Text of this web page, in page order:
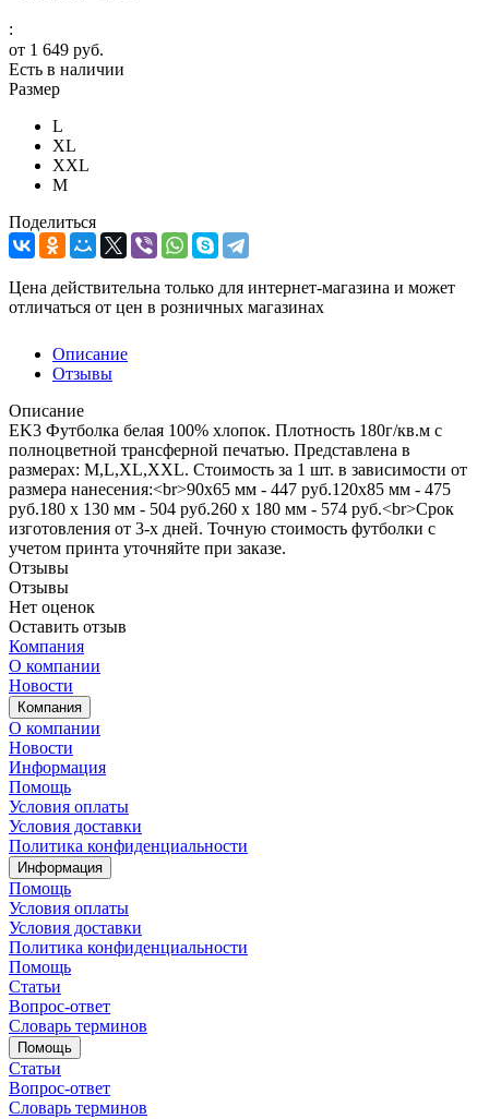
:
от 1 649 руб.
Есть в наличии
Размер
L
XL
XXL
М
Поделиться
Цена действительна только для интернет-магазина и может
отличаться от цен в розничных магазинах
Описание
Отзывы
Описание
EK3 Футболка белая 100% хлопок. Плотность 180г/кв.м с
полноцветной трансферной печатью. Представлена в
размерах: M,L,XL,XXL. Стоимость за 1 шт. в зависимости от
размера нанесения:<br>90х65 мм - 447 руб.120х85 мм - 475
руб.180 х 130 мм - 504 руб.260 х 180 мм - 574 руб.<br>Срок
изготовления от 3-х дней. Точную стоимость футболки с
учетом принта уточняйте при заказе.
Отзывы
Отзывы
Нет оценок
Оставить отзыв
Компания
О компании
Новости
Компания
О компании
Новости
Информация
Помощь
Условия оплаты
Условия доставки
Политика конфиденциальности
Информация
Помощь
Условия оплаты
Условия доставки
Политика конфиденциальности
Помощь
Статьи
Вопрос-ответ
Словарь терминов
Помощь
Статьи
Вопрос-ответ
Словарь терминов